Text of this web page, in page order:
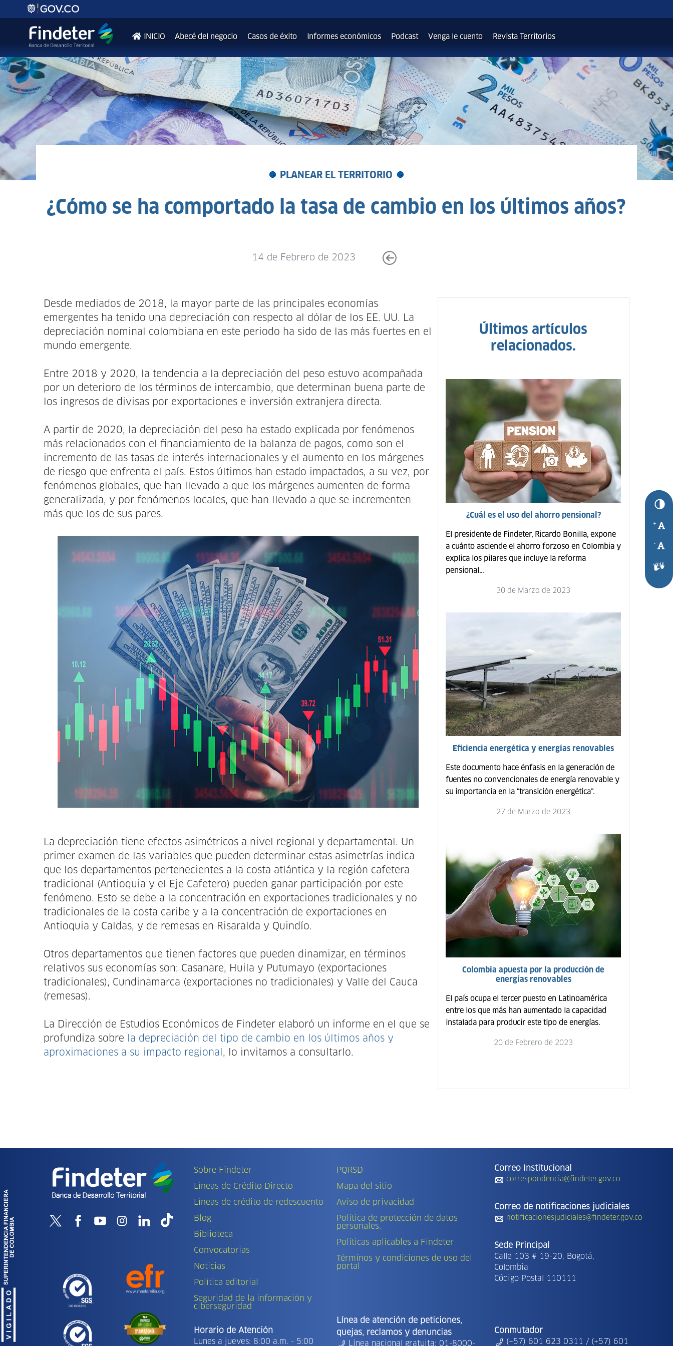
INICIO Abecé del negocio Casos de éxito Informes económicos Podcast Venga le cuento Revista Territorios
+
-
PLANEAR EL TERRITORIO
¿Cómo se ha comportado la tasa de cambio en los últimos años?
14 de Febrero de 2023
Desde mediados de 2018, la mayor parte de las principales economías
emergentes ha tenido una depreciación con respecto al dólar de los EE. UU. La
depreciación nominal colombiana en este periodo ha sido de las más fuertes en el
mundo emergente.
Entre 2018 y 2020, la tendencia a la depreciación del peso estuvo acompañada
por un deterioro de los términos de intercambio, que determinan buena parte de
los ingresos de divisas por exportaciones e inversión extranjera directa.
A partir de 2020, la depreciación del peso ha estado explicada por fenómenos
más relacionados con el financiamiento de la balanza de pagos, como son el
incremento de las tasas de interés internacionales y el aumento en los márgenes
de riesgo que enfrenta el país. Estos últimos han estado impactados, a su vez, por
fenómenos globales, que han llevado a que los márgenes aumenten de forma
generalizada, y por fenómenos locales, que han llevado a que se incrementen
más que los de sus pares.
La depreciación tiene efectos asimétricos a nivel regional y departamental. Un
primer examen de las variables que pueden determinar estas asimetrías indica
que los departamentos pertenecientes a la costa atlántica y la región cafetera
tradicional (Antioquia y el Eje Cafetero) pueden ganar participación por este
fenómeno. Esto se debe a la concentración en exportaciones tradicionales y no
tradicionales de la costa caribe y a la concentración de exportaciones en
Antioquia y Caldas, y de remesas en Risaralda y Quindío.
Otros departamentos que tienen factores que pueden dinamizar, en términos
relativos sus economías son: Casanare, Huila y Putumayo (exportaciones
tradicionales), Cundinamarca (exportaciones no tradicionales) y Valle del Cauca
(remesas).
La Dirección de Estudios Económicos de Findeter elaboró un informe en el que se
profundiza sobre
la depreciación del tipo de cambio en los últimos años y
aproximaciones a su impacto regional , lo invitamos a consultarlo.
Últimos artículos
relacionados.
¿Cuál es el uso del ahorro pensional?
El presidente de Findeter, Ricardo Bonilla, expone
a cuánto asciende el ahorro forzoso en Colombia y
explica los pilares que incluye la reforma
pensional...
30 de Marzo de 2023
Eficiencia energética y energías renovables
Este documento hace énfasis en la generación de
fuentes no convencionales de energía renovable y
su importancia en la “transición energética”.
27 de Marzo de 2023
Colombia apuesta por la producción de
energías renovables
El país ocupa el tercer puesto en Latinoamérica
entre los que más han aumentado la capacidad
instalada para producir este tipo de energías.
20 de Febrero de 2023
Sobre Findeter
Líneas de Crédito Directo
Líneas de crédito de redescuento
Blog
Biblioteca
Convocatorias
Noticias
Política editorial
Seguridad de la información y
ciberseguridad
Horario de Atención
Lunes a jueves: 8:00 a.m. - 5:00
PQRSD
Mapa del sitio
Aviso de privacidad
Política de protección de datos
personales.
Políticas aplicables a Findeter
Términos y condiciones de uso del
portal
Línea de atención de peticiones,
quejas, reclamos y denuncias
Línea nacional gratuita: 01-8000-
Correo Institucional
correspondencia@findeter.gov.co
Correo de notificaciones judiciales
notificacionesjudiciales@findeter.gov.co
Sede Principal
Calle 103 # 19-20, Bogotá,
Colombia
Código Postal 110111
Conmutador
(+57) 601 623 0311 / (+57) 601